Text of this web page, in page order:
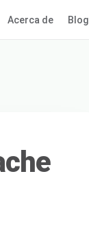
Acerca de Blog